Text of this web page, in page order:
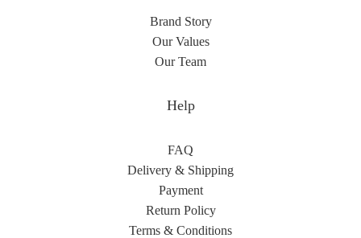
Brand Story
Our Values
Our Team
Help
FAQ
Delivery & Shipping
Payment
Return Policy
Terms & Conditions